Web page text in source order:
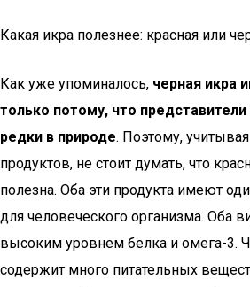
Какая икра полезнее: красная или
Как уже упоминалось, черная икра
только потому, что
редки в природе. Поэтому,
продуктов, не стоит думать, что
полезна. Оба эти продукта имеют
для человеческого организма. Оба
высоким уровнем белка и омега-3.
содержит много питательных